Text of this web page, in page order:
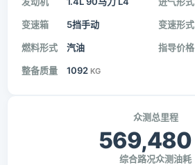
变速箱 5挡手动 变速形式
燃料形式 汽油 指导价格
整备质量 1092 KG
众测总里程
569,480
综合路况众测油耗